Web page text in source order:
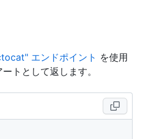
エンドポイント を使用
トとして返します。